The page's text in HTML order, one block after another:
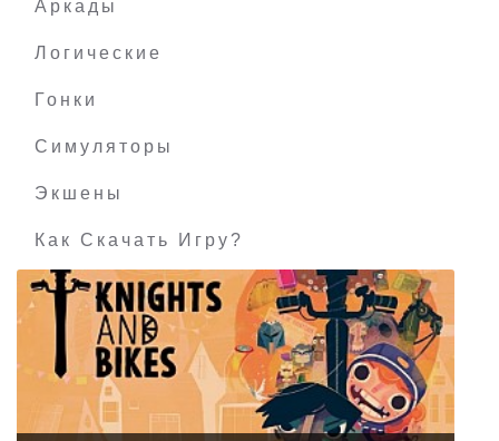
Аркады
Логические
Гонки
Симуляторы
Экшены
Как Скачать Игру?